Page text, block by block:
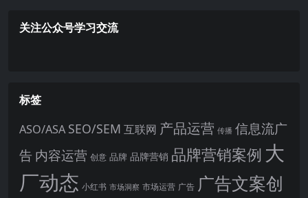
关注公众号学习交流
标签
ASO/ASA SEO/SEM 互联网 产品运营 传播 信息流广
告 内容运营 创意 品牌 品牌营销 品牌营销案例 大
厂动态 小红书 市场洞察 市场运营 广告 广告文案创